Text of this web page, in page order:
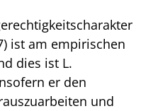
ist am empirischen
dies ist L.
er den
und